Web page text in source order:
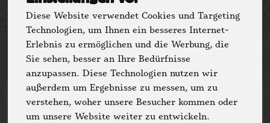
Diese Website verwendet Cookies und Targeting
Technologien, um Ihnen ein besseres Internet-
Erlebnis zu ermöglichen und die Werbung, die
Sie sehen, besser an Ihre Bedürfnisse
anzupassen. Diese Technologien nutzen wir
außerdem um Ergebnisse zu messen, um zu
verstehen, woher unsere Besucher kommen oder
um unsere Website weiter zu entwickeln.
Allergene